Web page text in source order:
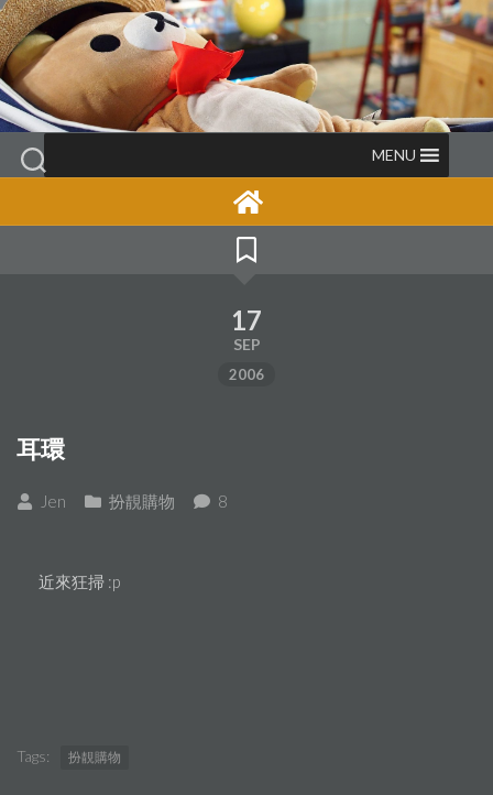
Skip
to
content
MENU
17
SEP
2006
耳環
Jen 扮靚購物 8
近來狂掃 :p
Tags: 扮靚購物